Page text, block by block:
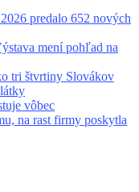
predalo 652 nových
mení pohľad na
tri štvrtiny Slovákov
vôbec
na rast firmy poskytla